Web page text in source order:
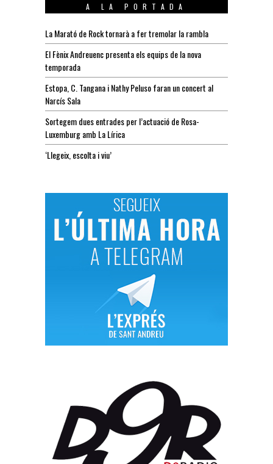
A LA PORTADA
La Marató de Rock tornarà a fer tremolar la rambla
El Fènix Andreuenc presenta els equips de la nova
temporada
Estopa, C. Tangana i Nathy Peluso faran un concert al
Narcís Sala
Sortegem dues entrades per l’actuació de Rosa-
Luxemburg amb La Lírica
‘Llegeix, escolta i viu’